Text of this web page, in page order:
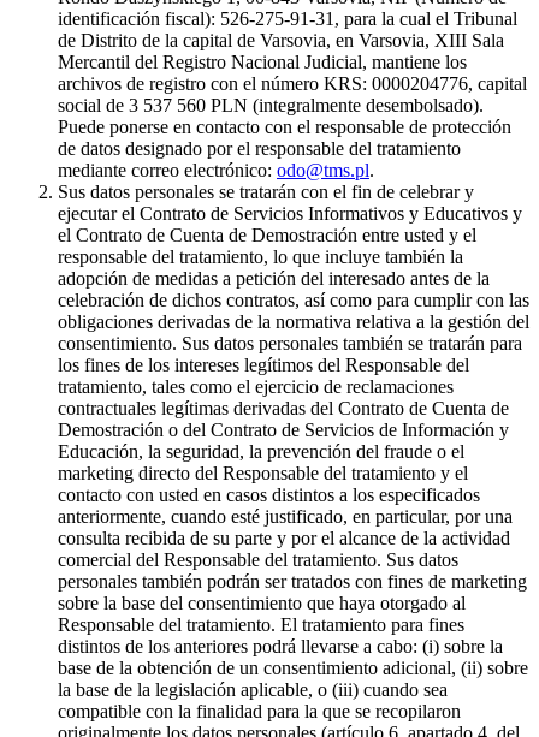
identificación fiscal): 526-275-91-31, para la cual el Tribunal
de Distrito de la capital de Varsovia, en Varsovia, XIII Sala
Mercantil del Registro Nacional Judicial, mantiene los
archivos de registro con el número KRS: 0000204776, capital
social de 3 537 560 PLN (integralmente desembolsado).
Puede ponerse en contacto con el responsable de protección
de datos designado por el responsable del tratamiento
mediante correo electrónico: odo@tms.pl.
Sus datos personales se tratarán con el fin de celebrar y
ejecutar el Contrato de Servicios Informativos y Educativos y
el Contrato de Cuenta de Demostración entre usted y el
responsable del tratamiento, lo que incluye también la
adopción de medidas a petición del interesado antes de la
celebración de dichos contratos, así como para cumplir con las
obligaciones derivadas de la normativa relativa a la gestión del
consentimiento. Sus datos personales también se tratarán para
los fines de los intereses legítimos del Responsable del
tratamiento, tales como el ejercicio de reclamaciones
contractuales legítimas derivadas del Contrato de Cuenta de
Demostración o del Contrato de Servicios de Información y
Educación, la seguridad, la prevención del fraude o el
marketing directo del Responsable del tratamiento y el
contacto con usted en casos distintos a los especificados
anteriormente, cuando esté justificado, en particular, por una
consulta recibida de su parte y por el alcance de la actividad
comercial del Responsable del tratamiento. Sus datos
personales también podrán ser tratados con fines de marketing
sobre la base del consentimiento que haya otorgado al
Responsable del tratamiento. El tratamiento para fines
distintos de los anteriores podrá llevarse a cabo: (i) sobre la
base de la obtención de un consentimiento adicional, (ii) sobre
la base de la legislación aplicable, o (iii) cuando sea
compatible con la finalidad para la que se recopilaron
originalmente los datos personales (artículo 6, apartado 4, del